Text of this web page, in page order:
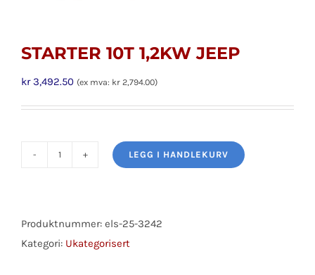
STARTER 10T 1,2KW JEEP
kr3,492.50 (ex mva: kr 2,794.00)
JEEP
antall
LEGG I HANDLEKURV
Produktnummer: els-25-3242
Kategori: Ukategorisert